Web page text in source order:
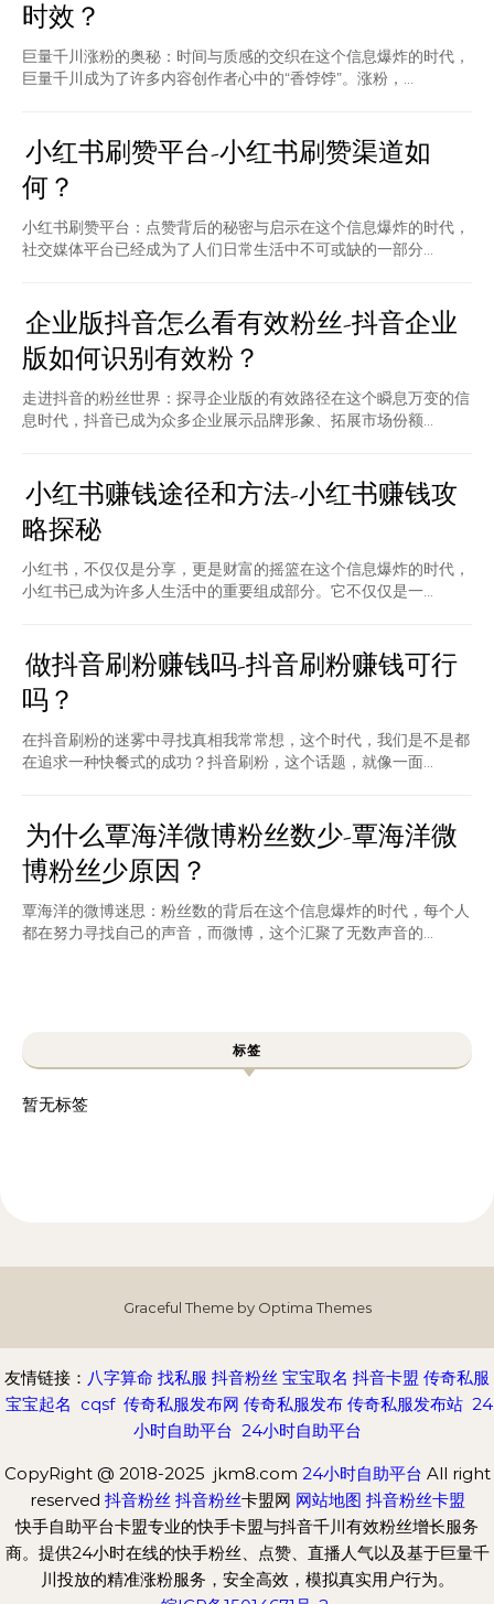
时效？
巨量千川涨粉的奥秘：时间与质感的交织在这个信息爆炸的时代，
巨量千川成为了许多内容创作者心中的“香饽饽”。涨粉，...
小红书刷赞平台-小红书刷赞渠道如
何？
小红书刷赞平台：点赞背后的秘密与启示在这个信息爆炸的时代，
社交媒体平台已经成为了人们日常生活中不可或缺的一部分...
企业版抖音怎么看有效粉丝-抖音企业
版如何识别有效粉？
走进抖音的粉丝世界：探寻企业版的有效路径在这个瞬息万变的信
息时代，抖音已成为众多企业展示品牌形象、拓展市场份额...
小红书赚钱途径和方法-小红书赚钱攻
略探秘
小红书，不仅仅是分享，更是财富的摇篮在这个信息爆炸的时代，
小红书已成为许多人生活中的重要组成部分。它不仅仅是一...
做抖音刷粉赚钱吗-抖音刷粉赚钱可行
吗？
在抖音刷粉的迷雾中寻找真相我常常想，这个时代，我们是不是都
在追求一种快餐式的成功？抖音刷粉，这个话题，就像一面...
为什么覃海洋微博粉丝数少-覃海洋微
博粉丝少原因？
覃海洋的微博迷思：粉丝数的背后在这个信息爆炸的时代，每个人
都在努力寻找自己的声音，而微博，这个汇聚了无数声音的...
标签
暂无标签
Graceful Theme by Optima Themes
友情链接： 八字算命 找私服 抖音粉丝 宝宝取名 抖音卡盟 传奇私服
宝宝起名 cqsf 传奇私服发布网 传奇私服发布 传奇私服发布站 24
小时自助平台 24小时自助平台
CopyRight @ 2018-2025 jkm8.com 24小时自助平台 All right
reserved 抖音粉丝 抖音粉丝卡盟网 网站地图 抖音粉丝卡盟
快手自助平台卡盟专业的快手卡盟与抖音千川有效粉丝增长服务
商。提供24小时在线的快手粉丝、点赞、直播人气以及基于巨量千
川投放的精准涨粉服务，安全高效，模拟真实用户行为。